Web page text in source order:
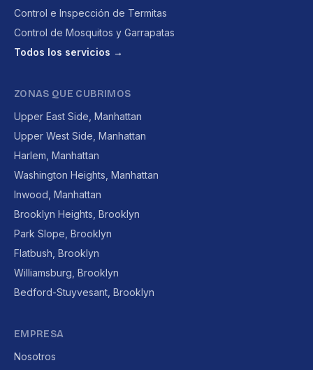
Control e Inspección de Termitas
Control de Mosquitos y Garrapatas
Todos los servicios →
ZONAS QUE CUBRIMOS
Upper East Side, Manhattan
Upper West Side, Manhattan
Harlem, Manhattan
Washington Heights, Manhattan
Inwood, Manhattan
Brooklyn Heights, Brooklyn
Park Slope, Brooklyn
Flatbush, Brooklyn
Williamsburg, Brooklyn
Bedford-Stuyvesant, Brooklyn
EMPRESA
Nosotros